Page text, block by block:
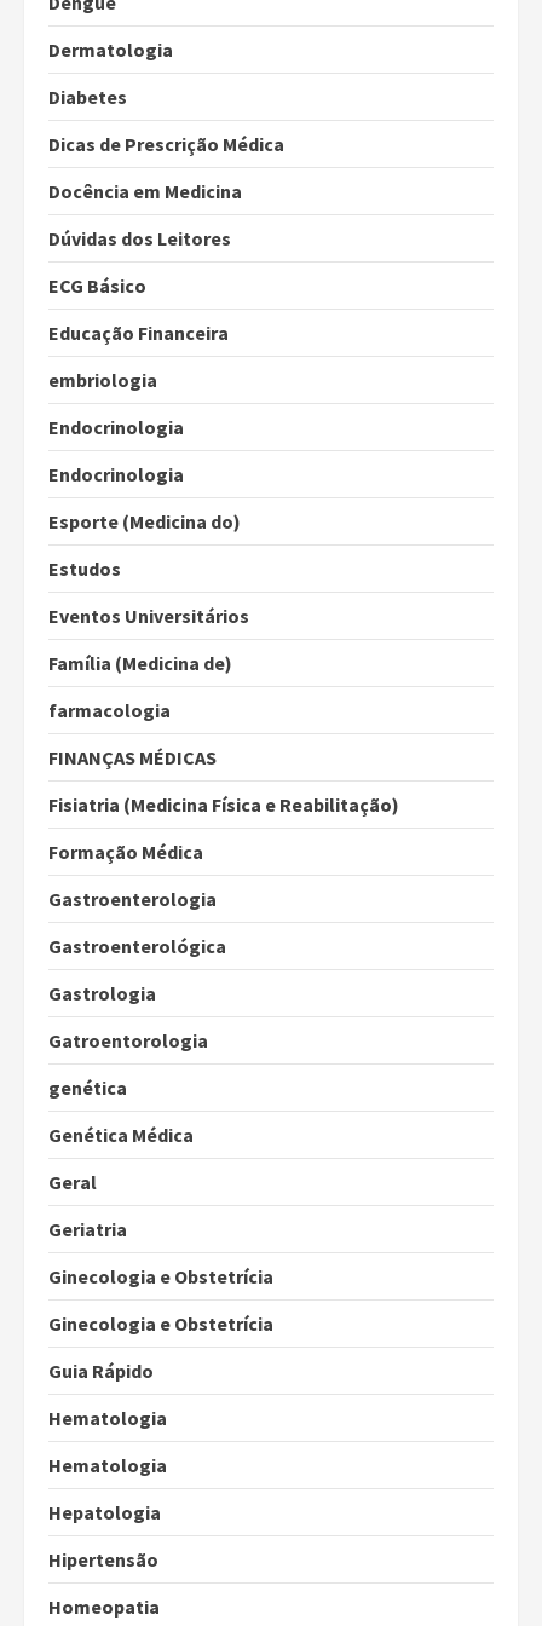
Dermatologia
Diabetes
Dicas de Prescrição Médica
Docência em Medicina
Dúvidas dos Leitores
ECG Básico
Educação Financeira
embriologia
Endocrinologia
Endocrinologia
Esporte (Medicina do)
Estudos
Eventos Universitários
Família (Medicina de)
farmacologia
FINANÇAS MÉDICAS
Fisiatria (Medicina Física e Reabilitação)
Formação Médica
Gastroenterologia
Gastroenterológica
Gastrologia
Gatroentorologia
genética
Genética Médica
Geral
Geriatria
Ginecologia e Obstetrícia
Ginecologia e Obstetrícia
Guia Rápido
Hematologia
Hematologia
Hepatologia
Hipertensão
Homeopatia